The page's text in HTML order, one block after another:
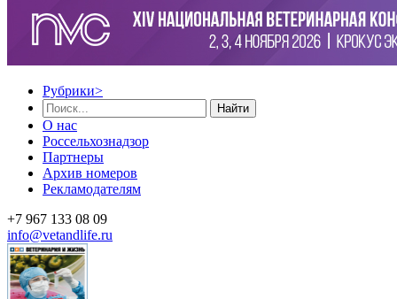
Рубрики>
Найти
О нас
Россельхознадзор
Партнеры
Архив номеров
Рекламодателям
+7 967 133 08 09
info@vetandlife.ru